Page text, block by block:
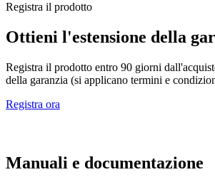
Registra il prodotto
Ottieni l'estensione della
Registra il prodotto entro 90 giorni
della garanzia (si applicano termini e
Registra ora
Manuali e documentazione